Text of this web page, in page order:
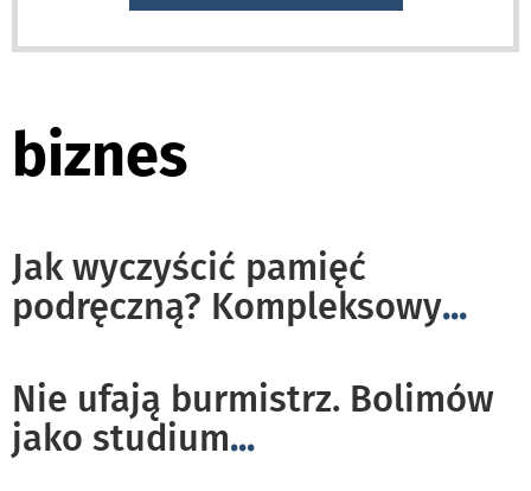
biznes
Jak wyczyścić pamięć
podręczną? Kompleksowy...
Nie ufają burmistrz. Bolimów
jako studium...